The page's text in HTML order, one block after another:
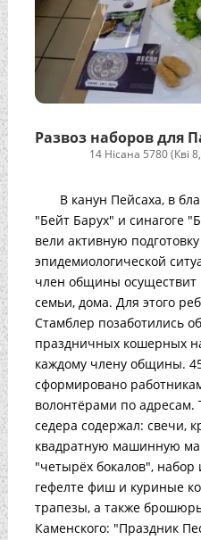
Развоз наборов для
14 Нісана 5780 (Кві
В канун Пейсаха, в
"Бейт Барух" и синагоге
вели активную
эпидемиологической
член общины осуществит
семьи, дома. Для этого
Стамблер позаботились
праздничных кошерных
каждому члену общины.
сформировано
волонтёрами по
седера содержал: свечи,
квадратную машинную
"четырёх бокалов",
гефелте фиш и куриные
трапезы, а также
Каменского: "Праздник